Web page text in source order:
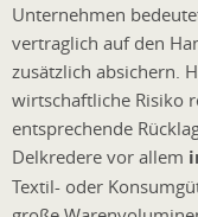
Unternehmen
vertraglich auf den
zusätzlich absichern.
wirtschaftliche Risiko
entsprechende
Delkredere vor allem
Textil- oder